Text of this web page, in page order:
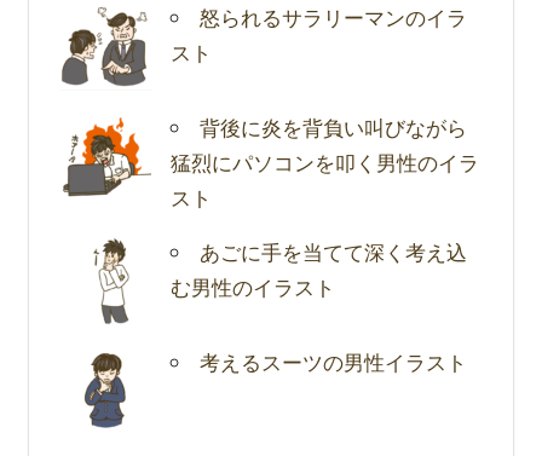
怒られるサラリーマンのイラ
スト
背後に炎を背負い叫びながら
猛烈にパソコンを叩く男性のイラ
スト
あごに手を当てて深く考え込
む男性のイラスト
考えるスーツの男性イラスト